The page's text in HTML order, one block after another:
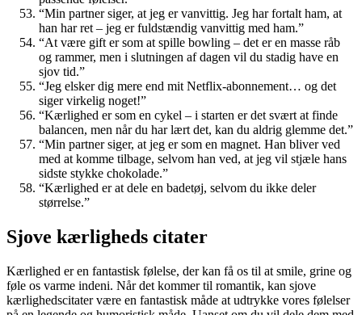
“Min partner siger, at jeg er vanvittig. Jeg har fortalt ham, at
han har ret – jeg er fuldstændig vanvittig med ham.”
“At være gift er som at spille bowling – det er en masse råb
og rammer, men i slutningen af dagen vil du stadig have en
sjov tid.”
“Jeg elsker dig mere end mit Netflix-abonnement… og det
siger virkelig noget!”
“Kærlighed er som en cykel – i starten er det svært at finde
balancen, men når du har lært det, kan du aldrig glemme det.”
“Min partner siger, at jeg er som en magnet. Han bliver ved
med at komme tilbage, selvom han ved, at jeg vil stjæle hans
sidste stykke chokolade.”
“Kærlighed er at dele en badetøj, selvom du ikke deler
størrelse.”
Sjove kærligheds citater
Kærlighed er en fantastisk følelse, der kan få os til at smile, grine og
føle os varme indeni. Når det kommer til romantik, kan sjove
kærlighedscitater være en fantastisk måde at udtrykke vores følelser